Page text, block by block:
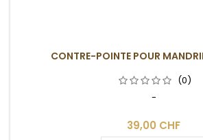
CONTRE-POINTE POUR
(0)
-
39,00 CHF